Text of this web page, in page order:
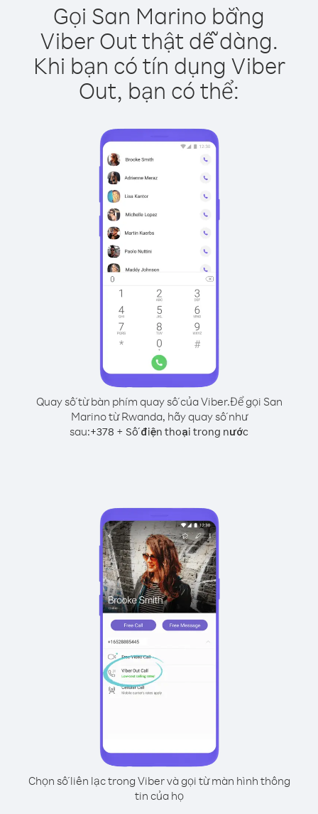
Gọi San Marino bằng
Viber Out thật dễ dàng.
Khi bạn có tín dụng Viber
Out, bạn có thể:
Quay số từ bàn phím quay số của Viber.Để gọi San
Marino từ Rwanda, hãy quay số như
sau:+378 + Số điện thoại trong nước
Chọn số liên lạc trong Viber và gọi từ màn hình thông
tin của họ